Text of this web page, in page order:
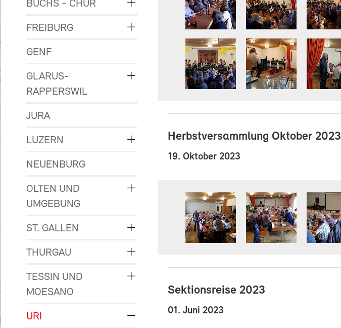
BUCHS - CHUR
FREIBURG
GENF
GLARUS-
RAPPERSWIL
JURA
LUZERN
NEUENBURG
OLTEN UND
UMGEBUNG
ST. GALLEN
THURGAU
TESSIN UND
MOESANO
URI
Herbstversammlung Oktober 2023
19. Oktober 2023
Sektionsreise 2023
01. Juni 2023